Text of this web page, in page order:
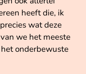
heeft die, ik
wat deze
we het meeste
onderbewuste